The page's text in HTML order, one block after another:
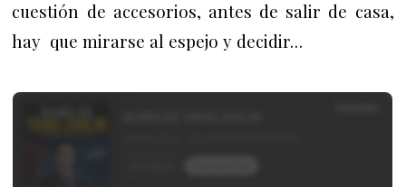
cuestión de accesorios, antes de salir de casa,
hay que mirarse al espejo y decidir…